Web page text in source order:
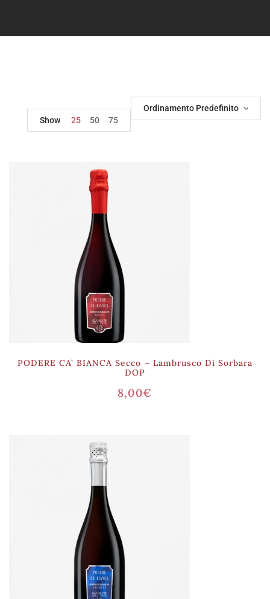
Ordinamento Predefinito
Show
25 50 75
PODERE CA’ BIANCA Secco – Lambrusco Di Sorbara
DOP
8,00€